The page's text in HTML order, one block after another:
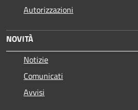
Autorizzazioni
NOVITÀ
Notizie
Comunicati
Avvisi